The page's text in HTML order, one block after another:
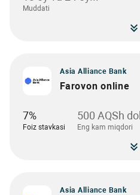
Muddati
Asia Alliance Bank
Farovon online
7%
Foiz stavkasi
500 AQSh
Eng kam miqdori
Asia Alliance Bank